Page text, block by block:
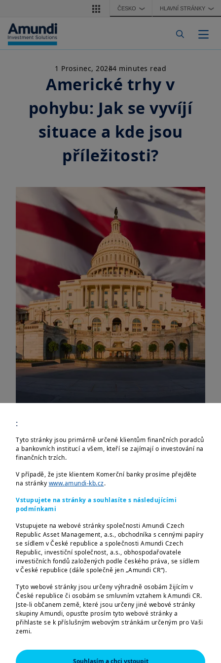
Přejít k hlavnímu obsahu ČESKO ❯ HLAVNÍ STRÁNKY ❯
:
Tyto stránky jsou primárně určené klientům finančních poradců
a bankovních institucí a všem, kteří se zajímají o investování na
finančních trzích.
V případě, že jste klientem Komerční banky prosíme přejděte
na stránky www.amundi-kb.cz.
Vstupujete na stránky a souhlasíte s následujícími
podmínkami
Vstupujete na webové stránky společnosti Amundi Czech
Republic Asset Management, a.s., obchodníka s cennými papíry
se sídlem v České republice a společnosti Amundi Czech
Republic, investiční společnost, a.s., obhospodařovatele
investičních fondů založených podle českého práva, se sídlem
v České republice (dále společně jen „Amundi CR“).
Tyto webové stránky jsou určeny výhradně osobám žijícím v
České republice či osobám se smluvním vztahem k Amundi CR.
Jste-li občanem země, které jsou určeny jiné webové stránky
skupiny Amundi, opusťte prosím tyto webové stránky a
přihlaste se k příslušným webovým stránkám určeným pro Vaši
zemi.
Tyto webové stránky jsou určeny výhradně k poskytování
informací o společnostech Amundi CR a skupině Amundi a o
Souhlasím a chci vstoupit
1 Prosinec, 20244 minutes read
Americké trhy v
pohybu: Jak se vyvíjí
situace a kde jsou
příležitosti?
Americké trhy v pohybu: Jak se vyvíjí
situace a kde jsou příležitosti?
Americký akciový trh zažívá po
prezidentských volbách bouřlivé období
plné optimismu. Jasné a rozhodné
vítězství Donalda Trumpa uvolnilo napětí,
které investoři pociťovali v týdnech před
volbami. Výsledkem je silný růst, zejména
v cyklických a defenzivních sektorech,
který naznačuje chuť trhu jít do rizika. V
kombinaci se silnými výsledky z třetího
kvartálu, kde například technologické
firmy dosahovaly zisků o 8 % vyšších než
místem, kam investoři směřují své